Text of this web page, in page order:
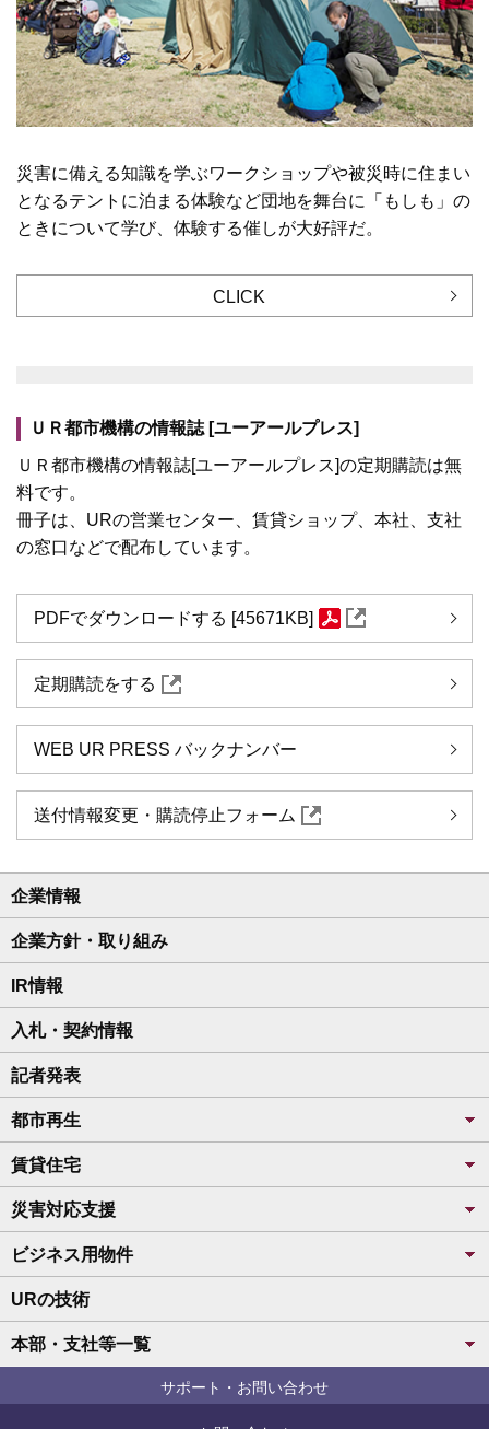
災害に備える知識を学ぶワークショップや被災時に住まい
となるテントに泊まる体験など団地を舞台に「もしも」の
ときについて学び、体験する催しが大好評だ。
CLICK
ＵＲ都市機構の情報誌 [ユーアールプレス]
ＵＲ都市機構の情報誌[ユーアールプレス]の定期購読は無
料です。
冊子は、URの営業センター、賃貸ショップ、本社、支社
の窓口などで配布しています。
PDFでダウンロードする [45671KB]
定期購読をする
WEB UR PRESS バックナンバー
送付情報変更・購読停止フォーム
企業情報
企業方針・取り組み
IR情報
入札・契約情報
記者発表
都市再生
賃貸住宅
災害対応支援
ビジネス用物件
URの技術
本部・支社等一覧
サポート・お問い合わせ